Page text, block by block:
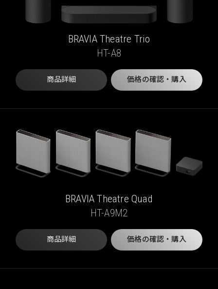
BRAVIA Theatre Trio
HT-A8
商品詳細 価格の確認・購入
BRAVIA Theatre Quad
HT-A9M2
商品詳細 価格の確認・購入